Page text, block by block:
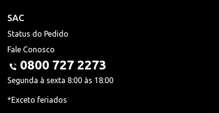
SAC
Status do Pedido
Fale Conosco
0800 727 2273
Segunda à sexta 8:00 às 18:00
*Exceto feriados